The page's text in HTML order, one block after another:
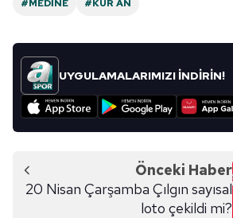
#MEDINE #KUR AN
UYGULAMALARIMIZI İNDİRİN!
Önceki Haber
20 Nisan Çarşamba Çılgın sayısal
loto çekildi mi?